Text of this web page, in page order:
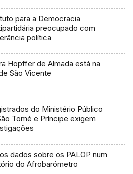
para a Democracia
preocupado com
política
Hopffer de Almada está na
São Vicente
do Ministério Público
Tomé e Príncipe exigem
dados sobre os PALOP num
do Afrobarómetro